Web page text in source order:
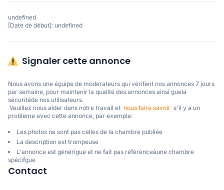
undefined
[Date de début]: undefined
Signaler cette annonce
Nous avons une éguipe de modérateurs qui vérifent nos annonces 7 jours
par semaine, pour maintenir la qualité des annonces ainsi guela
sécuritéde nos utilisateurs.
Veuillez nous aider dans notre travail et nous faire savoir
  s'il y a un
problème avec cette annonce, par exemple:
Les photos ne sont pas celles de la chambre publiée
La description est trompeuse
L'annonce est générigue et ne fait pas référenceàune chambre
spécifgue
Contact